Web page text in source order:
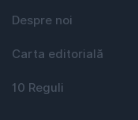
Despre noi
Carta editorială
10 Reguli